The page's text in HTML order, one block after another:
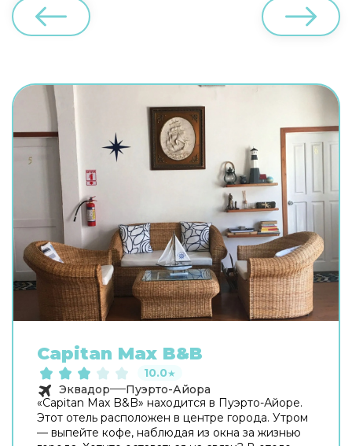
Capitan Max B&B
10.0★
Эквадор
Пуэрто-Айора
«Capitan Max B&B» находится в Пуэрто-Айоре.
Этот отель расположен в центре города. Утром
— выпейте кофе, наблюдая из окна за жизнью